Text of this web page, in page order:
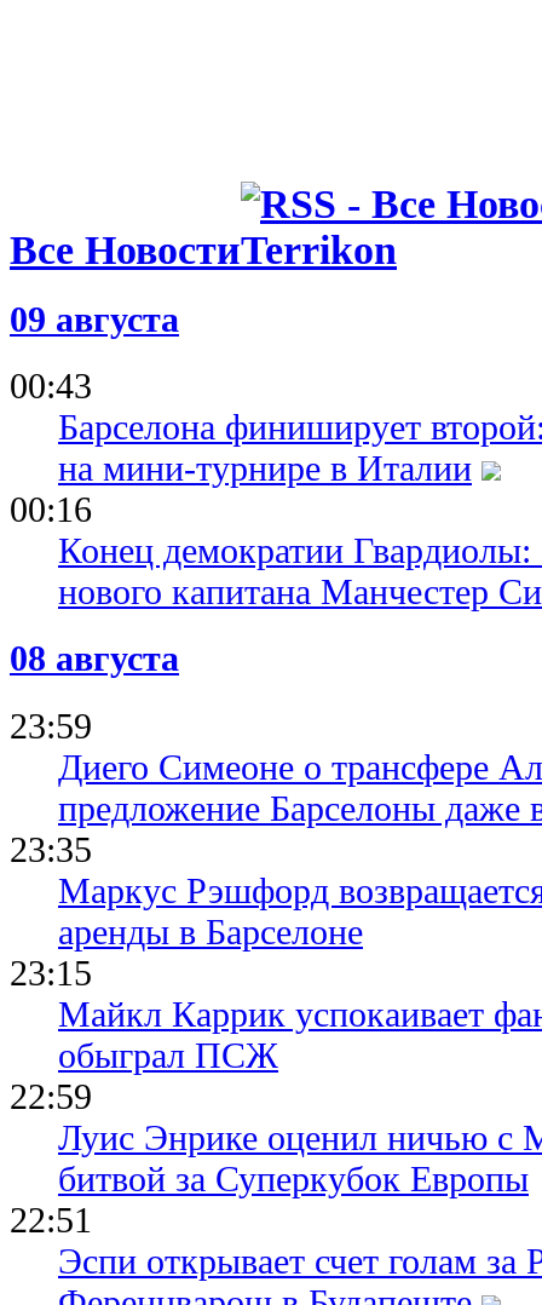
Все Новости
09 августа
00:43
Барселона финиширует
на мини-турнире в Италии
00:16
Конец демократии
нового капитана Манчестер
08 августа
23:59
Диего Симеоне о трансфере
предложение Барселоны даже
23:35
Маркус Рэшфорд
аренды в Барселоне
23:15
Майкл Каррик успокаивает
обыграл ПСЖ
22:59
Луис Энрике оценил ничью с
битвой за Суперкубок Европы
22:51
Эспи открывает счет голам